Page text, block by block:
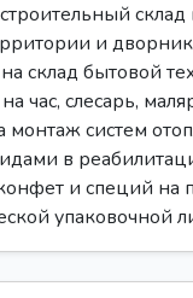
и
склад бытовой
час, слесарь,
систем
в
и специй
упаковочной